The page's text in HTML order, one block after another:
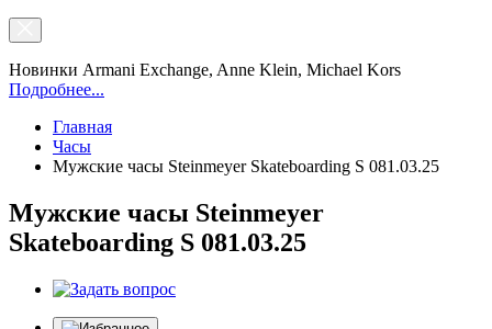
Новинки Armani Exchange, Anne Klein, Michael Kors
Подробнее...
Главная
Часы
Мужские часы Steinmeyer Skateboarding S 081.03.25
Мужские часы Steinmeyer
Skateboarding S 081.03.25